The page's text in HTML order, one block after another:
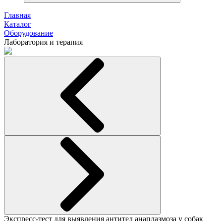
Главная
Каталог
Оборудование
Лаборатория и терапия
Экспресс-тест для выявления антител анаплазмоза у собак